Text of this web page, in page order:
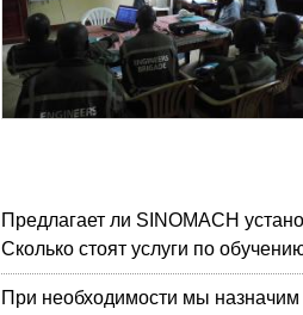
Предлагает ли SINOMACH
Сколько стоят услуги по
При необходимости мы